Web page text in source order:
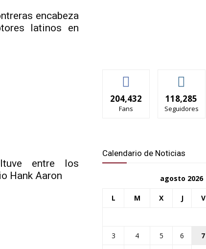
encabeza
latinos en
entre los
Hank Aaron
204,432
Fans
118,285
Seguidores
Calendario de Noticias
agosto 2026
L M X J V
3
4 5 6 7